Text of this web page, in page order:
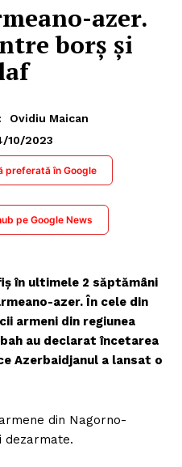
azer.
borș și
Ovidiu Maican
10/2023
preferată în Google
pe Google News
în ultimele 2 săptămâni
azer. În cele din
armeni din regiunea
au declarat încetarea
Azerbaidjanul a lansat o
din Nagorno-
dezarmate.